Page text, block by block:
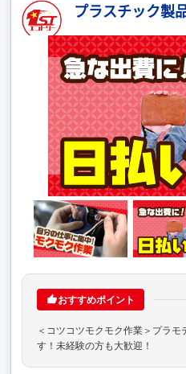
プラスチック製
おすすめポイント
＜コツコツモクモク作業＞プラ
す！未経験の方も大歓迎！